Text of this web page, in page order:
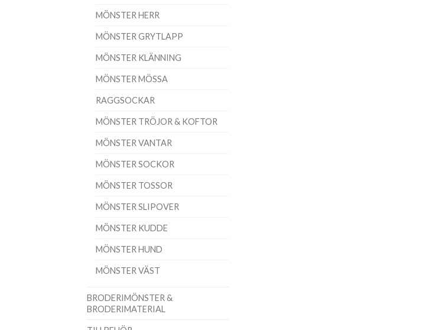
MÖNSTER HERR
MÖNSTER GRYTLAPP
MÖNSTER KLÄNNING
MÖNSTER MÖSSA
RAGGSOCKAR
MÖNSTER TRÖJOR & KOFTOR
MÖNSTER VANTAR
MÖNSTER SOCKOR
MÖNSTER TOSSOR
MÖNSTER SLIPOVER
MÖNSTER KUDDE
MÖNSTER HUND
MÖNSTER VÄST
BRODERIMÖNSTER &
BRODERIMATERIAL